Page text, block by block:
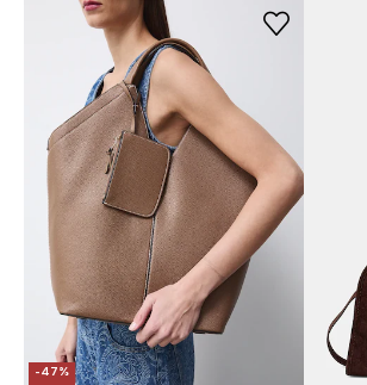
-47%